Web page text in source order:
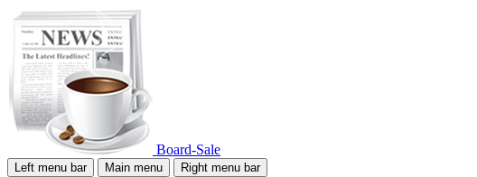
Board-Sale
Left menu bar Main menu Right menu bar